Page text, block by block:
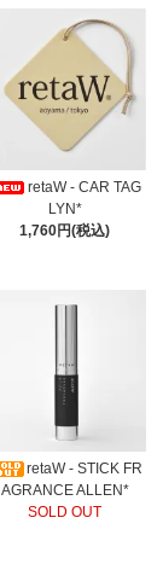
retaW - CAR TAG
LYN*
1,760円(税込)
retaW - STICK FR
AGRANCE ALLEN*
SOLD OUT